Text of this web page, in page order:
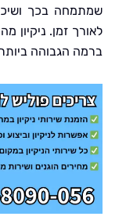
בכך ושיכולה
זמן. ניקיון מהיר
הגבוהה ביותר עם דגש